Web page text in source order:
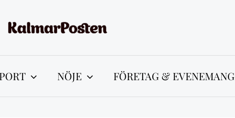
NÖJE FÖRETAG & EVENEMANG